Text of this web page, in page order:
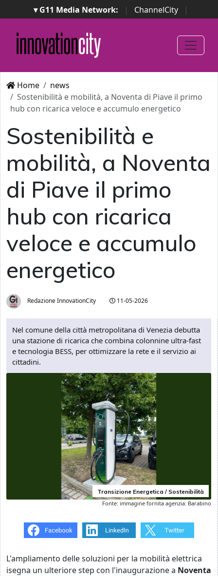
▾ G11 Media Network: | ChannelCity
|
ImpresaCity | SecurityOpenLab | Italian Channel
Awards
Italian Project Awards
Italian Security
Awards
Home
news
Sostenibilità e mobilità, a Noventa di Piave il primo
hub con ricarica veloce e accumulo energetico
Sostenibilità e
mobilità, a Noventa
di Piave il primo
hub con ricarica
veloce e accumulo
energetico
Redazione InnovationCity 11-05-2026
Nel comune della città metropolitana di Venezia debutta
una stazione di ricarica che combina colonnine ultra-fast
e tecnologia BESS, per ottimizzare la rete e il servizio ai
cittadini.
Transizione Energetica / Sostenibilità
Fonte: immagine fornita agenzia: Barabino
L'ampliamento delle soluzioni per la mobilità elettrica
isegna un ulteriore step con l'inaugurazione a Noventa